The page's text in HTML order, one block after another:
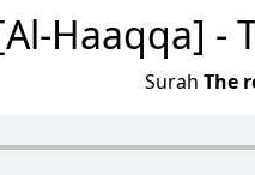
Haaqqa] -
Surah The